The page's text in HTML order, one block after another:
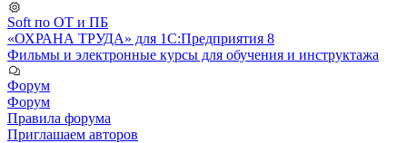
Soft по ОТ и ПБ
«ОХРАНА ТРУДА» для 1С:Предприятия 8
Фильмы и электронные курсы для обучения и инструктажа
Форум
Форум
Правила форума
Приглашаем авторов